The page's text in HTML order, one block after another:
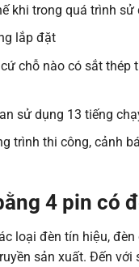
khi trong quá trình
lắp đặt
chỗ nào có sắt
sử dụng 13 tiếng
trình thi công, cảnh
4 pin có
loại đèn tín hiệu,
sản xuất. Đến